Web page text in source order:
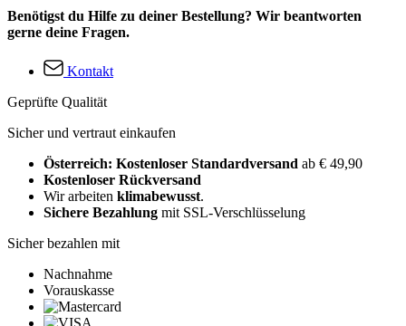
Benötigst du Hilfe zu deiner Bestellung? Wir beantworten
gerne deine Fragen.
Kontakt
Geprüfte Qualität
Sicher und vertraut einkaufen
Österreich: Kostenloser Standardversand ab € 49,90
Kostenloser Rückversand
Wir arbeiten klimabewusst.
Sichere Bezahlung mit SSL-Verschlüsselung
Sicher bezahlen mit
Nachnahme
Vorauskasse